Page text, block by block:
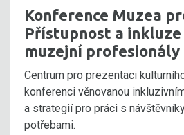
Konference Muzea
Přístupnost a
muzejní profesionály
Centrum pro prezentaci
konferenci věnovanou
a strategií pro práci s
potřebami.